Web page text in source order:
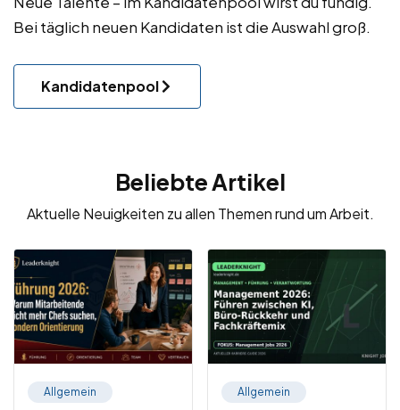
Bei täglich neuen Kandidaten ist die Auswahl groß.
Kandidatenpool
Beliebte Artikel
Aktuelle Neuigkeiten zu allen Themen rund um Arbeit.
Allgemein Allgemein